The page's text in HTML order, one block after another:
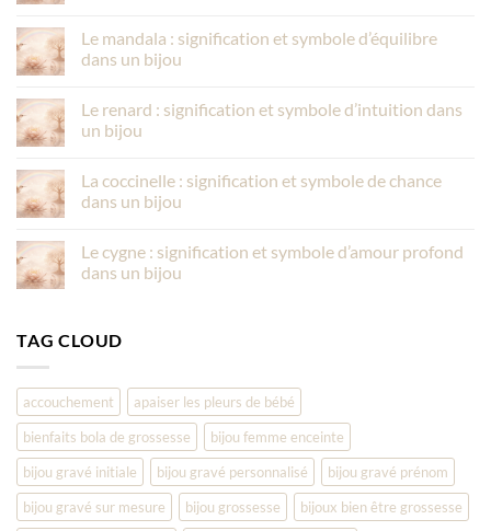
Le mandala : signification et symbole d’équilibre
dans un bijou
Le renard : signification et symbole d’intuition dans
un bijou
La coccinelle : signification et symbole de chance
dans un bijou
Le cygne : signification et symbole d’amour profond
dans un bijou
TAG CLOUD
accouchement
apaiser les pleurs de bébé
bienfaits bola de grossesse
bijou femme enceinte
bijou gravé initiale
bijou gravé personnalisé
bijou gravé prénom
bijou gravé sur mesure
bijou grossesse
bijoux bien être grossesse